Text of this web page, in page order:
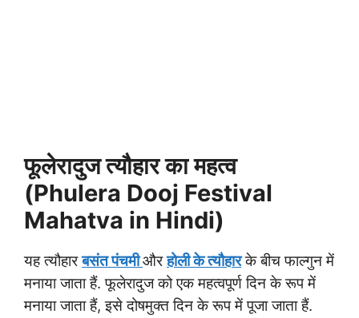
फूलेरादुज त्यौहार का महत्व
(Phulera Dooj Festival
Mahatva in Hindi)
यह त्यौहारबसंत पंचमीऔरहोली के त्यौहारके बीच फाल्गुन में
मनाया जाता हैं. फूलेरादुज को एक महत्वपूर्ण दिन के रूप में
मनाया जाता हैं, इसे दोषमुक्त दिन के रूप में पूजा जाता हैं.